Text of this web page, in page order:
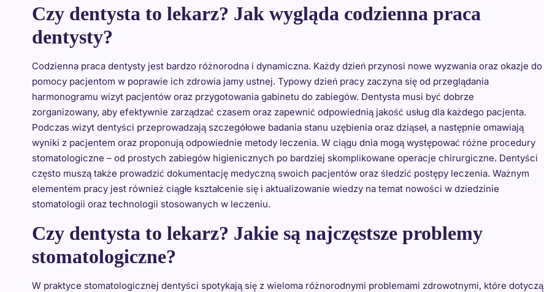
Czy dentysta to lekarz? Jak wygląda codzienna praca
dentysty?
Codzienna praca dentysty jest bardzo różnorodna i dynamiczna. Każdy dzień przynosi nowe wyzwania oraz okazje do
pomocy pacjentom w poprawie ich zdrowia jamy ustnej. Typowy dzień pracy zaczyna się od przeglądania
harmonogramu wizyt pacjentów oraz przygotowania gabinetu do zabiegów. Dentysta musi być dobrze
zorganizowany, aby efektywnie zarządzać czasem oraz zapewnić odpowiednią jakość usług dla każdego pacjenta.
Podczas wizyt dentyści przeprowadzają szczegółowe badania stanu uzębienia oraz dziąseł, a następnie omawiają
wyniki z pacjentem oraz proponują odpowiednie metody leczenia. W ciągu dnia mogą występować różne procedury
stomatologiczne – od prostych zabiegów higienicznych po bardziej skomplikowane operacje chirurgiczne. Dentyści
często muszą także prowadzić dokumentację medyczną swoich pacjentów oraz śledzić postępy leczenia. Ważnym
elementem pracy jest również ciągłe kształcenie się i aktualizowanie wiedzy na temat nowości w dziedzinie
stomatologii oraz technologii stosowanych w leczeniu.
Czy dentysta to lekarz? Jakie są najczęstsze problemy
stomatologiczne?
W praktyce stomatologicznej dentyści spotykają się z wieloma różnorodnymi problemami zdrowotnymi, które dotyczą